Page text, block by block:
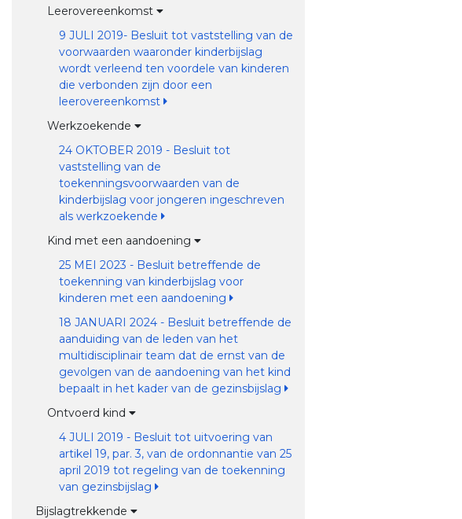
Leerovereenkomst
9 JULI 2019- Besluit tot vaststelling van de
voorwaarden waaronder kinderbijslag
wordt verleend ten voordele van kinderen
die verbonden zijn door een
leerovereenkomst
Werkzoekende
24 OKTOBER 2019 - Besluit tot
vaststelling van de
toekenningsvoorwaarden van de
kinderbijslag voor jongeren ingeschreven
als werkzoekende
Kind met een aandoening
25 MEI 2023 - Besluit betreffende de
toekenning van kinderbijslag voor
kinderen met een aandoening
18 JANUARI 2024 - Besluit betreffende de
aanduiding van de leden van het
multidisciplinair team dat de ernst van de
gevolgen van de aandoening van het kind
bepaalt in het kader van de gezinsbijslag
Ontvoerd kind
4 JULI 2019 - Besluit tot uitvoering van
artikel 19, par. 3, van de ordonnantie van 25
april 2019 tot regeling van de toekenning
van gezinsbijslag
Bijslagtrekkende